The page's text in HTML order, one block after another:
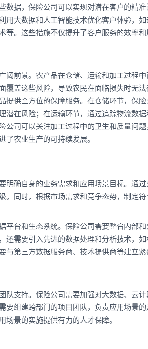
数据，保险公司可以实现对潜在客户的精
用大数据和人工智能技术优化客户体验，
等。这些措施不仅提升了客户服务的效率
阔前景。农产品在仓储、运输和加工过程
覆盖这些风险，导致农民在面临损失时无
提供全方位的保障服务。在仓储环节，保
潜在风险；在运输环节，通过追踪物流数
公司可以关注加工过程中的卫生和质量问
农业生产的可持续发展。
明确自身的业务需求和应用场景目标。通
同时，根据市场需求和竞争态势，制定符
平台和生态系统。保险公司需要整合内部
还需要引入先进的数据处理和分析技术，
与第三方数据服务商、技术提供商等建立
队支持。保险公司需要加强对大数据、云
要组建跨部门的项目团队，负责应用场景
景的实施提供有力的人才保障。